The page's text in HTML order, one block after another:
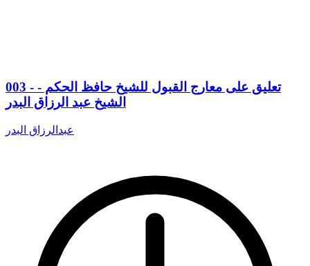
003 - تعليق على معارج القبول للشيخ حافظ الحكم -
الشيخ عبد الرزاق البدر
عبدالرزاق البدر